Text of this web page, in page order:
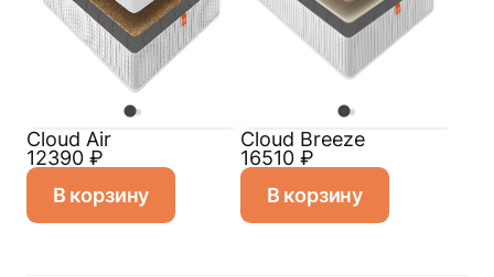
Cloud Air
12390 ₽
В корзину
Cloud Breeze
16510 ₽
В корзину